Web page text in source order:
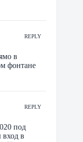
REPLY
в
фонтане
REPLY
под
в